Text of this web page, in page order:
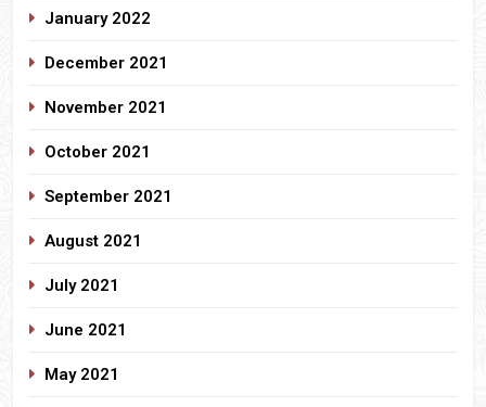
January 2022
December 2021
November 2021
October 2021
September 2021
August 2021
July 2021
June 2021
May 2021